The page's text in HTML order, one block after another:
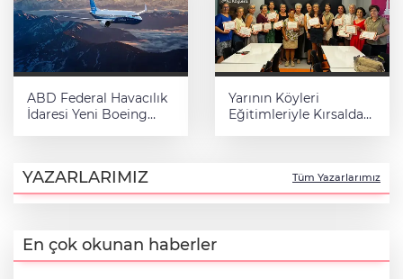
ABD Federal Havacılık
İdaresi Yeni Boeing
Yarının Köyleri
Eğitimleriyle Kırsalda
YAZARLARIMIZ Tüm Yazarlarımız
En çok okunan haberler